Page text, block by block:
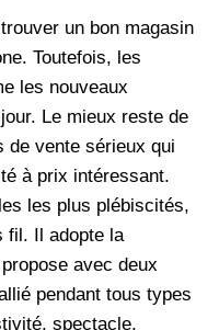
un bon magasin
Toutefois, les
les nouveaux
Le mieux reste de
de vente sérieux qui
à prix intéressant.
les plus plébiscités,
fil. Il adopte la
avec deux
pendant tous types
spectacle,